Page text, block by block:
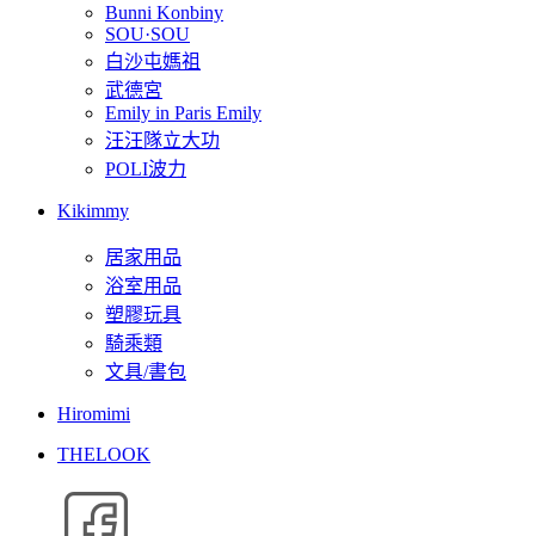
Bunni Konbiny
SOU·SOU
白沙屯媽祖
武德宮
Emily in Paris Emily
汪汪隊立大功
POLI波力
Kikimmy
居家用品
浴室用品
塑膠玩具
騎乘類
文具/書包
Hiromimi
THELOOK